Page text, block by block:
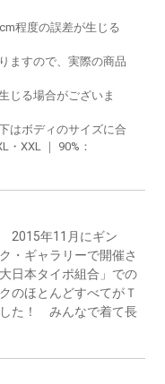
程度の誤差が生じる
ますので、実際の商品
じる場合がございま
はボディのサイズに合
・XXL ｜ 90%：
2015年11月にギン
・ギャラリーで開催さ
日本タイポ組合」での
のほとんどすべてがＴ
た！ みんなで着て長